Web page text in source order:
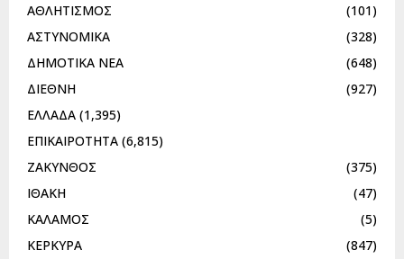
ΑΘΛΗΤΙΣΜΟΣ
(101)
ΑΣΤΥΝΟΜΙΚΑ
(328)
ΔΗΜΟΤΙΚΑ ΝΕΑ
(648)
ΔΙΕΘΝΗ
(927)
ΕΛΛΑΔΑ (1,395)
ΕΠΙΚΑΙΡΟΤΗΤΑ (6,815)
ΖΑΚΥΝΘΟΣ
(375)
ΙΘΑΚΗ
(47)
ΚΑΛΑΜΟΣ
(5)
ΚΕΡΚΥΡΑ
(847)